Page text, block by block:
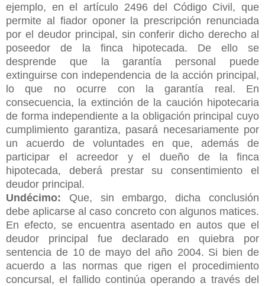
ejemplo, en el artículo 2496 del Código Civil, que
permite al fiador oponer la prescripción renunciada
por el deudor principal, sin conferir dicho derecho al
poseedor de la finca hipotecada. De ello se
desprende que la garantía personal puede
extinguirse con independencia de la acción principal,
lo que no ocurre con la garantía real. En
consecuencia, la extinción de la caución hipotecaria
de forma independiente a la obligación principal cuyo
cumplimiento garantiza, pasará necesariamente por
un acuerdo de voluntades en que, además de
participar el acreedor y el dueño de la finca
hipotecada, deberá prestar su consentimiento el
deudor principal.
Undécimo: Que, sin embargo, dicha conclusión
debe aplicarse al caso concreto con algunos matices.
En efecto, se encuentra asentado en autos que el
deudor principal fue declarado en quiebra por
sentencia de 10 de mayo del año 2004. Si bien de
acuerdo a las normas que rigen el procedimiento
concursal, el fallido continúa operando a través del